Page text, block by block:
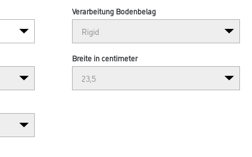
Verarbeitung Bodenbelag
Breite in centimeter